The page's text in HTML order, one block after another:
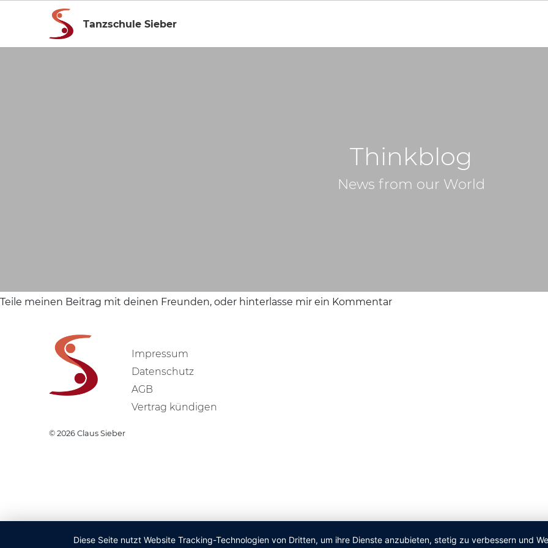
Tanzschule Sieber
Thinkblog
News from our World
Teile meinen Beitrag mit deinen Freunden, oder hinterlasse mir ein Kommentar
Diese Seite nutzt Website Tracking-Technologien von Dritten, um ihre Dienste anzubieten, stetig zu verbessern und
Impressum
Datenschutz
AGB
Vertrag kündigen
© 2026 Claus Sieber